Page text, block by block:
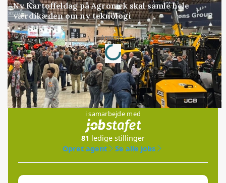
Ny Kartoffeldag på Agromek skal samle hele
værdikæden om ny teknologi
Annonce
Loading...
Jobs
i samarbejde med
81 ledige stillinger
Opret agent
Se alle jobs